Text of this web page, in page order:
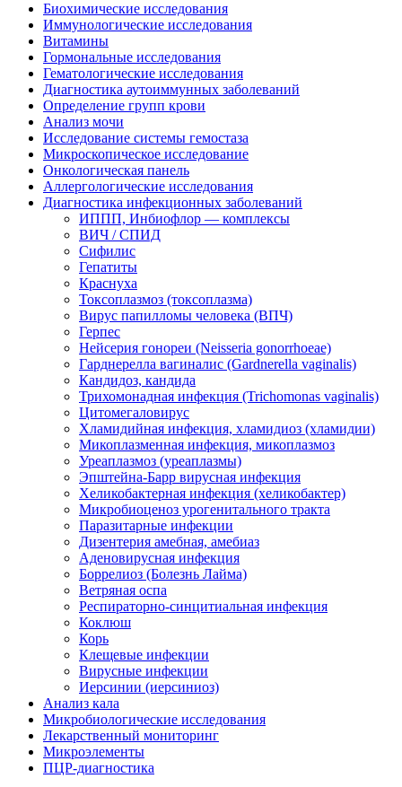
Биохимические исследования
Иммунологические исследования
Витамины
Гормональные исследования
Гематологические исследования
Диагностика аутоиммунных заболеваний
Определение групп крови
Анализ мочи
Исследование системы гемостаза
Микроскопическое исследование
Онкологическая панель
Аллергологические исследования
Диагностика инфекционных заболеваний
ИППП, Инбиофлор — комплексы
ВИЧ / СПИД
Сифилис
Гепатиты
Краснуха
Токсоплазмоз (токсоплазма)
Вирус папилломы человека (ВПЧ)
Герпес
Нейсерия гонореи (Neisseria gonorrhoeae)
Гарднерелла вагиналис (Gardnerella vaginalis)
Кандидоз, кандида
Трихомонадная инфекция (Trichomonas vaginalis)
Цитомегаловирус
Хламидийная инфекция, хламидиоз (хламидии)
Микоплазменная инфекция, микоплазмоз
Уреаплазмоз (уреаплазмы)
Эпштейна-Барр вирусная инфекция
Хеликобактерная инфекция (хеликобактер)
Микробиоценоз урогенитального тракта
Паразитарные инфекции
Дизентерия амебная, амебиаз
Аденовирусная инфекция
Боррелиоз (Болезнь Лайма)
Ветряная оспа
Респираторно-синцитиальная инфекция
Коклюш
Корь
Клещевые инфекции
Вирусные инфекции
Иерсинии (иерсиниоз)
Анализ кала
Микробиологические исследования
Лекарственный мониторинг
Микроэлементы
ПЦР-диагностика